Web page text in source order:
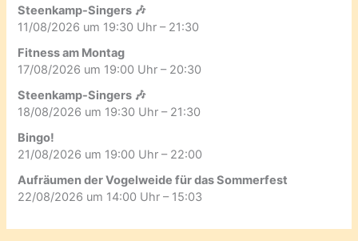
Steenkamp-Singers 🎶
11/08/2026 um 19:30 Uhr – 21:30
Fitness am Montag
17/08/2026 um 19:00 Uhr – 20:30
Steenkamp-Singers 🎶
18/08/2026 um 19:30 Uhr – 21:30
Bingo!
21/08/2026 um 19:00 Uhr – 22:00
Aufräumen der Vogelweide für das Sommerfest
22/08/2026 um 14:00 Uhr – 15:03